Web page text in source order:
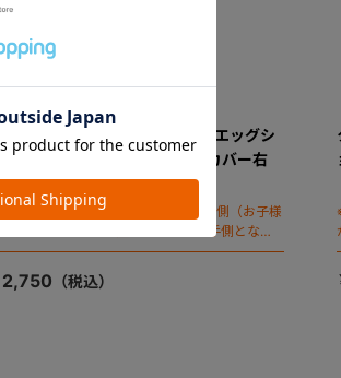
ルムーヴスマートＩＳＯＦＩＸエッグシ
ック ＪＫ-６００ 肩ベルトカバー右
ークグレー）
ャイルドシート本体正面から見て右側（お子様
チャイルドシートに座った状態で左手側となり
）
2,750